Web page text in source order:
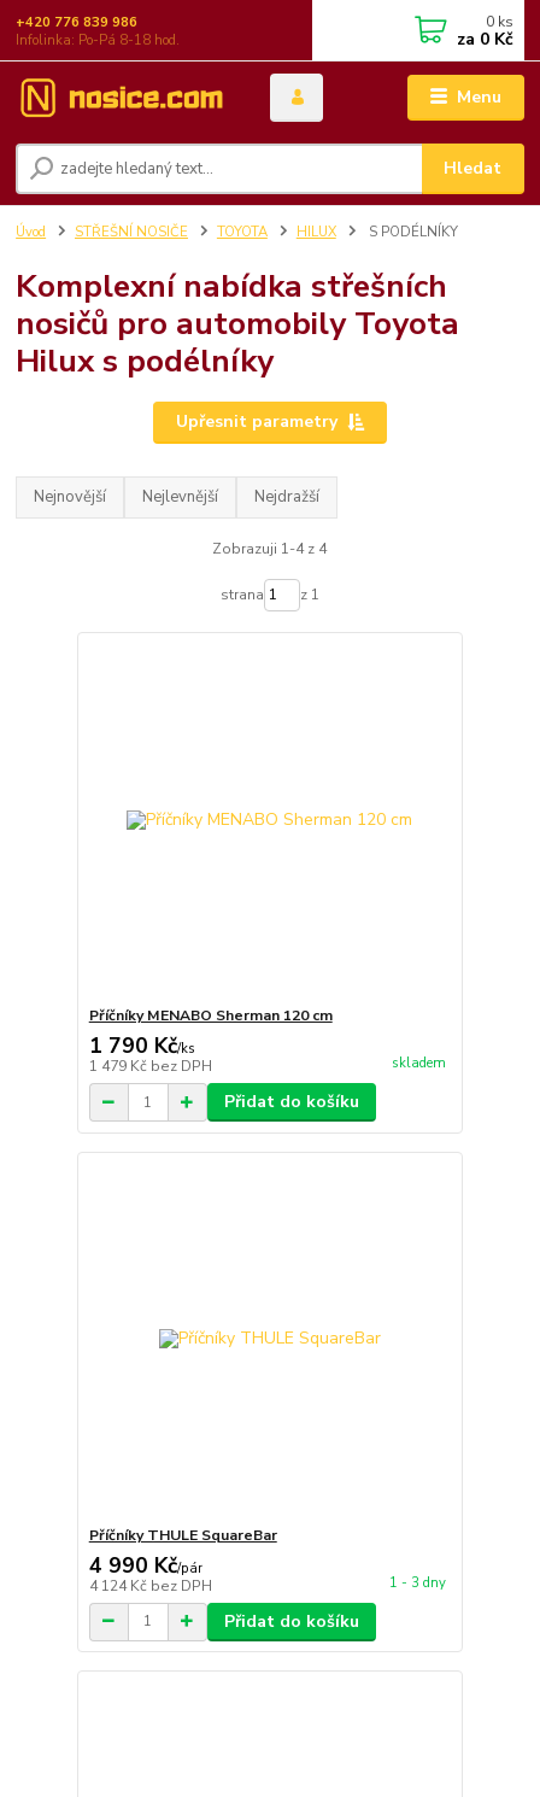
Menu
Hledat
+420 776 839 986
Infolinka: Po-Pá 8-18 hod.
0 ks
za 0 Kč
Úvod STŘEŠNÍ NOSIČE TOYOTA HILUX S PODÉLNÍKY
Komplexní nabídka střešních
nosičů pro automobily Toyota
Hilux s podélníky
Upřesnit parametry
Nejnovější Nejlevnější Nejdražší
Zobrazuji 1-4 z 4
strana z 1
Příčníky MENABO Sherman 120 cm
1 790 Kč/ks
1 479 Kč bez DPH skladem
Přidat do košíku
Příčníky THULE SquareBar
4 990 Kč/pár
4 124 Kč bez DPH 1 - 3 dny
Přidat do košíku